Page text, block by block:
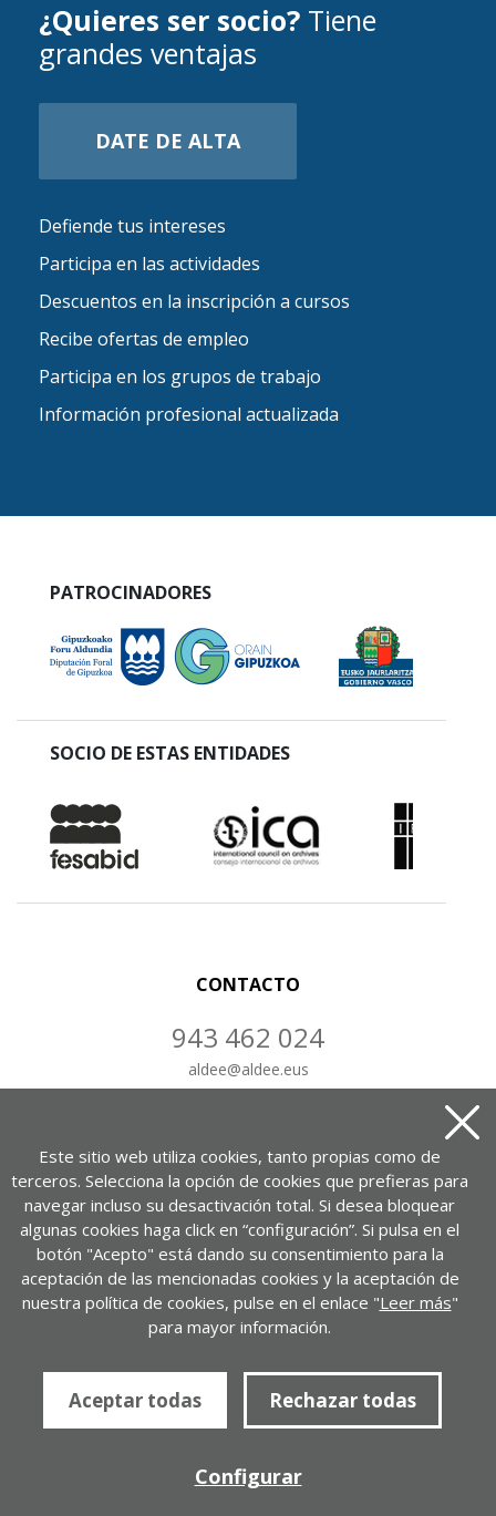
¿Quieres ser socio? Tiene
grandes ventajas
DATE DE ALTA
Defiende tus intereses
Participa en las actividades
Descuentos en la inscripción a cursos
Recibe ofertas de empleo
Participa en los grupos de trabajo
Información profesional actualizada
PATROCINADORES
SOCIO DE ESTAS ENTIDADES
CONTACTO
943 462 024
aldee@aldee.eus
Portuetxe kalea, 37, 1-7. bul.
20018 Donostia – Gipuzkoa
VER EN GOOGLE MAPS
Política de privacidad Política de cookies
Desarrollado porALDEE.com Empresa de
Este sitio web utiliza cookies, tanto propias como de
terceros. Selecciona la opción de cookies que prefieras para
navegar incluso su desactivación total. Si desea bloquear
algunas cookies haga click en “configuración”. Si pulsa en el
botón "Acepto" está dando su consentimiento para la
aceptación de las mencionadas cookies y la aceptación de
nuestra política de cookies, pulse en el enlace "Leer más"
para mayor información.
Aceptar todas Rechazar todas
Configurar